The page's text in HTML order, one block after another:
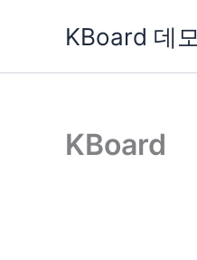
KBoard 데모
KBoard